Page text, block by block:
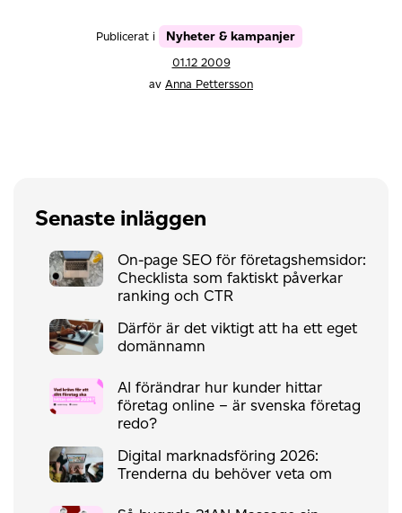
Publicerat i Nyheter & kampanjer
01.12 2009
av Anna Pettersson
Senaste inläggen
On-page SEO för företagshemsidor:
Checklista som faktiskt påverkar
ranking och CTR
Därför är det viktigt att ha ett eget
domännamn
AI förändrar hur kunder hittar
företag online – är svenska företag
redo?
Digital marknadsföring 2026:
Trenderna du behöver veta om